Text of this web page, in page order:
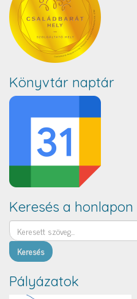
Könyvtár naptár
Keresés a honlapon
Keresés
Pályázatok